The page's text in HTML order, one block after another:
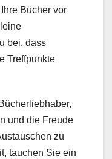
Bücher vor
bei, dass
Treffpunkte
und die Freude
zu
tauchen Sie ein